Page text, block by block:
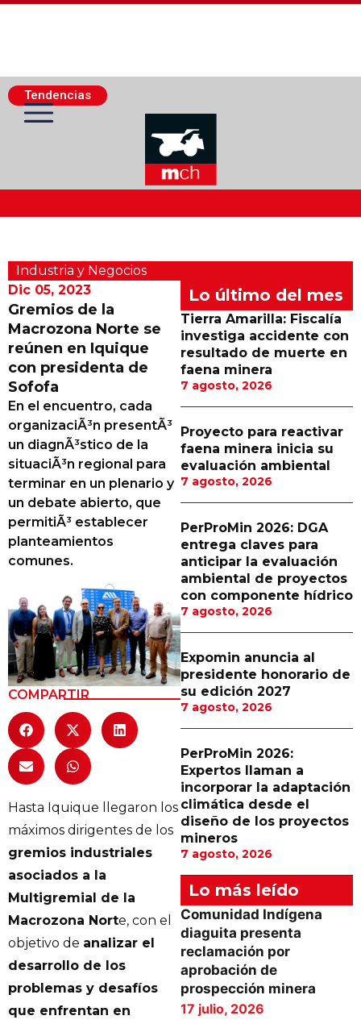
Tendencias
Actualidad Minera
Minería Superficie
Minerí­a Subterránea
Proveedores
Canal Digital
Columnas de Opinión
Designaciones
Calendario de Eventos
Revistas Digital
Siguenos
Industria y Negocios
Dic 05, 2023
Gremios de la
Macrozona Norte se
reúnen en Iquique
con presidenta de
Sofofa
En el encuentro, cada
organizaciÃ³n presentÃ³
un diagnÃ³stico de la
situaciÃ³n regional para
terminar en un plenario y
un debate abierto, que
permitiÃ³ establecer
planteamientos
comunes.
COMPARTIR
Hasta Iquique llegaron los
máximos dirigentes de los
gremios industriales
asociados a la
Multigremial de la
Macrozona Norte, con el
objetivo de analizar el
desarrollo de los
problemas y desafíos
que enfrentan en
Lo último del mes
Tierra Amarilla: Fiscalía
investiga accidente con
resultado de muerte en
faena minera
7 agosto, 2026
Proyecto para reactivar
faena minera inicia su
evaluación ambiental
7 agosto, 2026
PerProMin 2026: DGA
entrega claves para
anticipar la evaluación
ambiental de proyectos
con componente hídrico
7 agosto, 2026
Expomin anuncia al
presidente honorario de
su edición 2027
7 agosto, 2026
PerProMin 2026:
Expertos llaman a
incorporar la adaptación
climática desde el
diseño de los proyectos
mineros
7 agosto, 2026
Lo más leído
Comunidad Indígena
diaguita presenta
reclamación por
aprobación de
prospección minera
17 julio, 2026